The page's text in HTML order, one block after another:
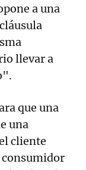
a una
llevar a
que una
una
cliente
consumidor